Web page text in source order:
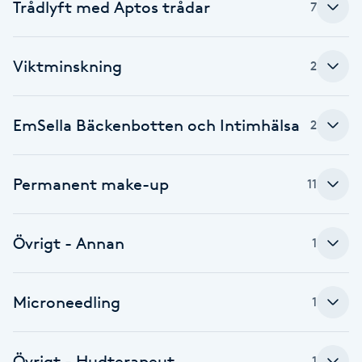
Fotsvamp
Fotvård
Fransborttagning
Fransförlängning
Fransförlängning Volym
Trådlyft med Aptos trådar 7
Viktminskning 2
EmSella Bäckenbotten och Intimhälsa 2
Permanent make-up 11
Övrigt - Annan 1
Microneedling 1